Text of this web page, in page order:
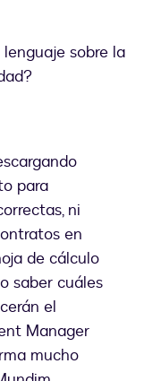
sobre la
para
ni
en
de cálculo
saber cuáles
el
Manager
mucho